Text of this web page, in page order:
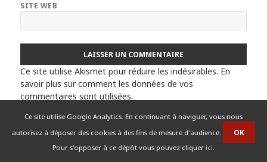
Ce site utilise Google Analytics. En continuant à naviguer, vous nous
autorisez à déposer des cookies à des fins de mesure d'audience.
Pour s'opposer à ce dépôt vous pouvez cliquer ici.
SITE WEB
Ce site utilise Akismet pour réduire les indésirables. En
savoir plus sur comment les données de vos
commentaires sont utilisées.